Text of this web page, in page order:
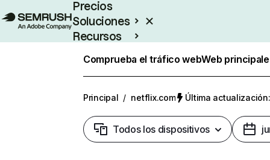
Precios
Soluciones
Recursos
Comprueba el tráfico webWeb
Principal / netflix.com Última
Todos los dispositivos